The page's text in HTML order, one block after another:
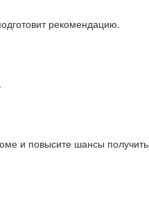
рекомендацию.
и повысите шансы получить